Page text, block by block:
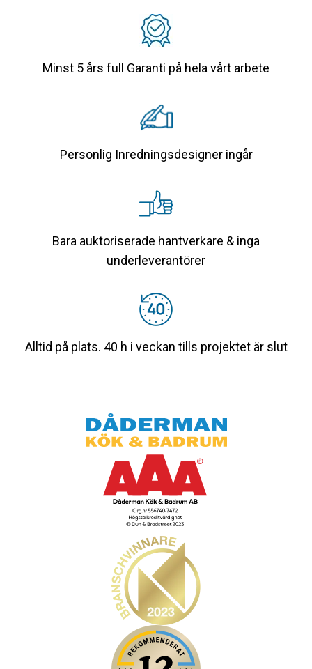
Minst 5 års full Garanti på hela vårt arbete
Personlig Inredningsdesigner ingår
Bara auktoriserade hantverkare & inga
underleverantörer
Alltid på plats. 40 h i veckan tills projektet är slut